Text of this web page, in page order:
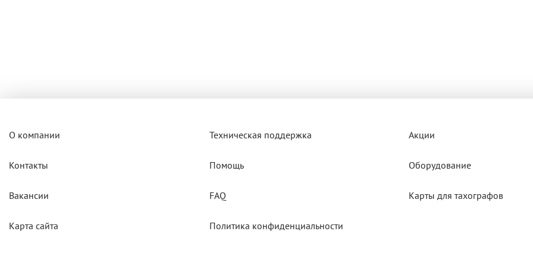
О компании
Контакты
Вакансии
Карта сайта
Техническая поддержка
Помощь
FAQ
Политика конфиденциальности
Акции
Оборудование
Карты для тахографов